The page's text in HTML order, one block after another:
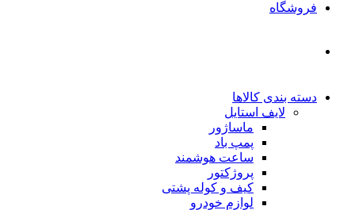
فروشگاه
دسته بندی کالاها
لایف استایل
ماساژور
پمپ باد
ساعت هوشمند
پروژکتور
کیف و کوله پشتی
لوازم خودرو